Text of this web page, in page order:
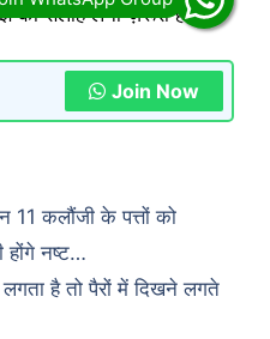
की सलाह लेना ज़रूरी है।
Join Now
कलौंजी के पत्तों को
नष्ट…
है तो पैरों में दिखने लगते